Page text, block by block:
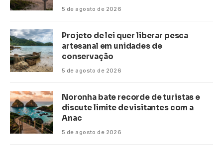
5 de agosto de 2026
Projeto de lei quer liberar pesca
artesanal em unidades de
conservação
5 de agosto de 2026
Noronha bate recorde de turistas e
discute limite de visitantes com a
Anac
5 de agosto de 2026